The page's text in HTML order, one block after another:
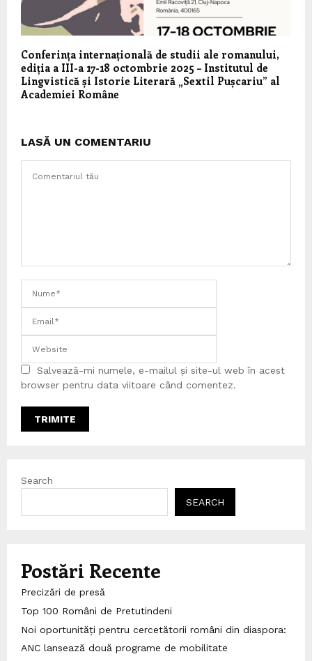
Conferința internațională de studii ale romanului,
ediția a III-a 17-18 octombrie 2025 – Institutul de
Lingvistică și Istorie Literară „Sextil Pușcariu” al
Academiei Române
LASĂ UN COMENTARIU
Salvează-mi numele, e-mailul și site-ul web în acest
browser pentru data viitoare când comentez.
Search
SEARCH
Postări Recente
Precizări de presă
Top 100 Români de Pretutindeni
Noi oportunități pentru cercetătorii români din diaspora:
ANC lansează două programe de mobilitate